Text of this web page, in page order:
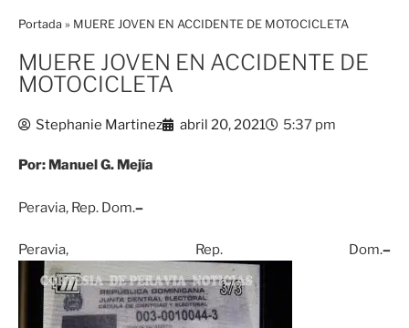
Portada » MUERE JOVEN EN ACCIDENTE DE MOTOCICLETA
MUERE JOVEN EN ACCIDENTE DE
MOTOCICLETA
Stephanie Martinez abril 20, 2021 5:37 pm
Por: Manuel G. Mejía
Peravia, Rep. Dom.–
Peravia, Rep. Dom.–